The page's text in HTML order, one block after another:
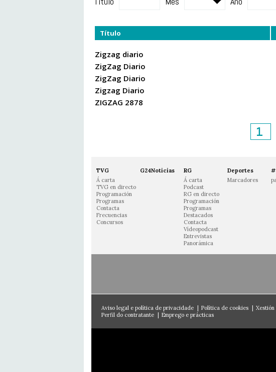
Título
Zigzag diario
ZigZag Diario
ZigZag Diario
Zigzag Diario
ZIGZAG 2878
1
TVG
Á carta
TVG en directo
Programación
Programas
Contacta
Frecuencias
Concursos
G24Noticias
RG
Á carta
Podcast
RG en directo
Programación
Programas
Destacados
Contacta
Vídeopodcast
Entrevistas
Panorámica
Deportes
Marcadores
Aviso legal e política de privacidade Política de cookies
Perfil do contratante
Emprego e prácticas